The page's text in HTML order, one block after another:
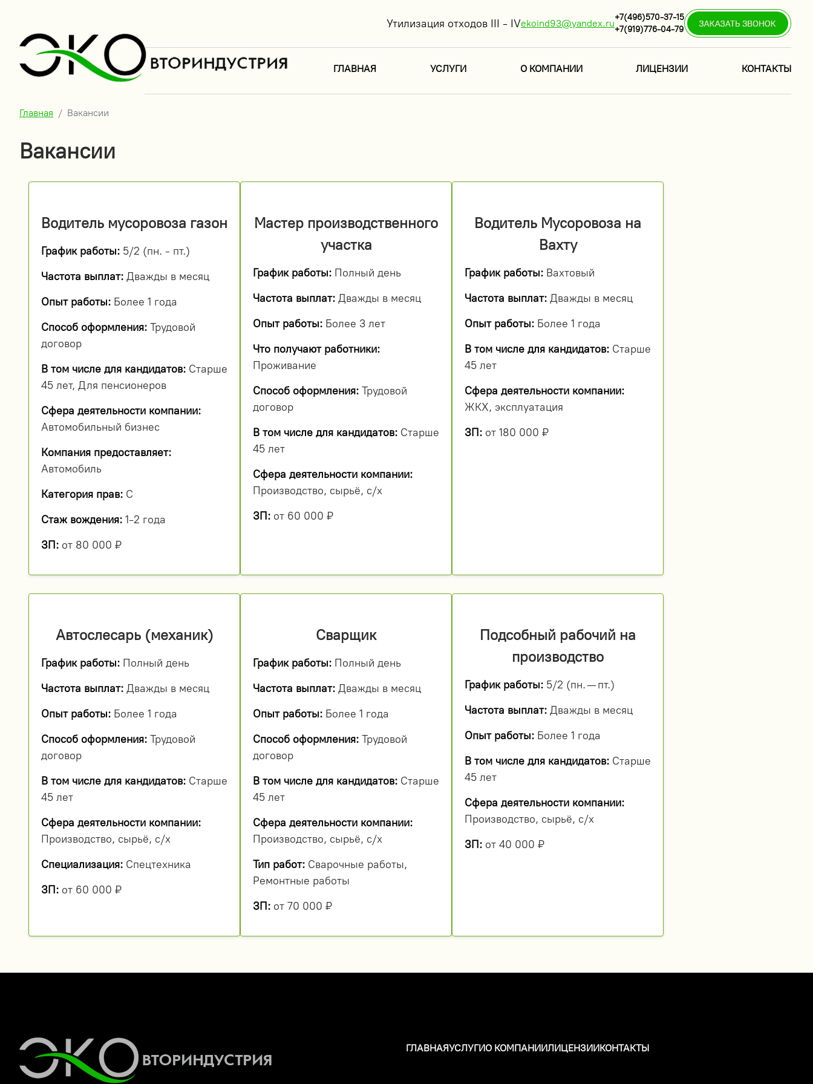
Утилизация отходов III - IVekoind93@yandex.ru
+7(496)570-37-15
+7(919)776-04-79
ГЛАВНАЯ УСЛУГИ О КОМПАНИИ ЛИЦЕНЗИИ КОНТАКТЫ
Главная Вакансии
Вакансии
Водитель мусоровоза газон
График работы: 5/2 (пн. - пт.)
Частота выплат: Дважды в месяц
Опыт работы: Более 1 года
Способ оформления: Трудовой
договор
В том числе для кандидатов: Старше
45 лет, Для пенсионеров
Сфера деятельности компании:
Автомобильный бизнес
Компания предоставляет:
Автомобиль
Категория прав: С
Стаж вождения: 1-2 года
ЗП: от 80 000 ₽
Мастер производственного
участка
График работы: Полный день
Частота выплат: Дважды в месяц
Опыт работы: Более 3 лет
Что получают работники:
Проживание
Способ оформления: Трудовой
договор
В том числе для кандидатов: Старше
45 лет
Сфера деятельности компании:
Производство, сырьё, с/х
ЗП: от 60 000 ₽
Водитель Мусоровоза на
Вахту
График работы: Вахтовый
Частота выплат: Дважды в месяц
Опыт работы: Более 1 года
В том числе для кандидатов: Старше
45 лет
Сфера деятельности компании:
ЖКХ, эксплуатация
ЗП: от 180 000 ₽
Автослесарь (механик)
График работы: Полный день
Частота выплат: Дважды в месяц
Опыт работы: Более 1 года
Способ оформления: Трудовой
договор
В том числе для кандидатов: Старше
45 лет
Сфера деятельности компании:
Производство, сырьё, с/х
Специализация: Спецтехника
ЗП: от 60 000 ₽
Сварщик
График работы: Полный день
Частота выплат: Дважды в месяц
Опыт работы: Более 1 года
Способ оформления: Трудовой
договор
В том числе для кандидатов: Старше
45 лет
Сфера деятельности компании:
Производство, сырьё, с/х
Тип работ: Сварочные работы,
Ремонтные работы
ЗП: от 70 000 ₽
Подсобный рабочий на
производство
График работы: 5/2 (пн. — пт.)
Частота выплат: Дважды в месяц
Опыт работы: Более 1 года
В том числе для кандидатов: Старше
45 лет
Сфера деятельности компании:
Производство, сырьё, с/х
ЗП: от 40 000 ₽
ГЛАВНАЯУСЛУГИО КОМПАНИИЛИЦЕНЗИИКОНТАКТЫ